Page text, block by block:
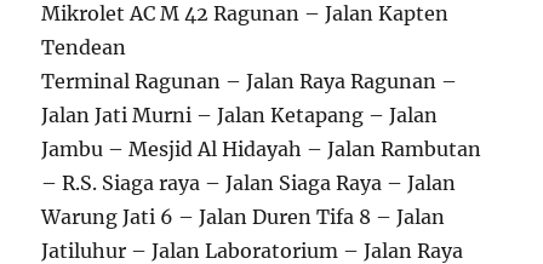
Mikrolet AC M 42 Ragunan – Jalan Kapten
Tendean
Terminal Ragunan – Jalan Raya Ragunan –
Jalan Jati Murni – Jalan Ketapang – Jalan
Jambu – Mesjid Al Hidayah – Jalan Rambutan
– R.S. Siaga raya – Jalan Siaga Raya – Jalan
Warung Jati 6 – Jalan Duren Tifa 8 – Jalan
Jatiluhur – Jalan Laboratorium – Jalan Raya